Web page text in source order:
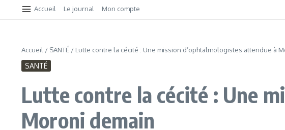
Accueil Le journal Mon compte
Accueil / SANTÉ / Lutte contre la cécité : Une mission d’ophtalmologistes attendue à
SANTÉ
Lutte contre la cécité : Une
Moroni demain